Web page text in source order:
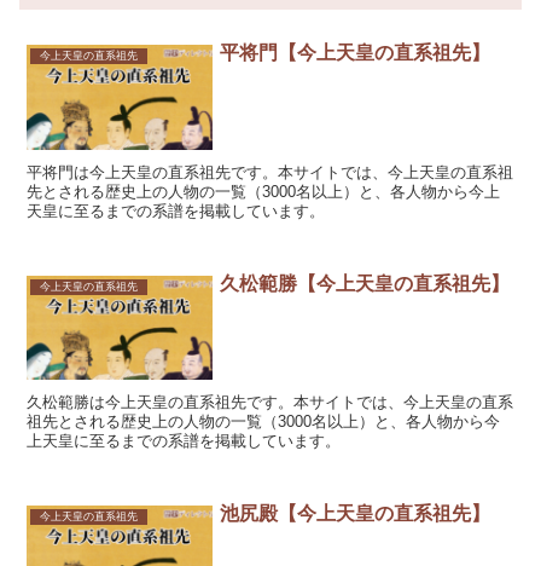
今上天皇の直系祖先 平将門【今上天皇の直系祖先】
平将門は今上天皇の直系祖先です。本サイトでは、今上天皇の直系祖
先とされる歴史上の人物の一覧（3000名以上）と、各人物から今上
天皇に至るまでの系譜を掲載しています。
今上天皇の直系祖先 久松範勝【今上天皇の直系祖先】
久松範勝は今上天皇の直系祖先です。本サイトでは、今上天皇の直系
祖先とされる歴史上の人物の一覧（3000名以上）と、各人物から今
上天皇に至るまでの系譜を掲載しています。
今上天皇の直系祖先 池尻殿【今上天皇の直系祖先】